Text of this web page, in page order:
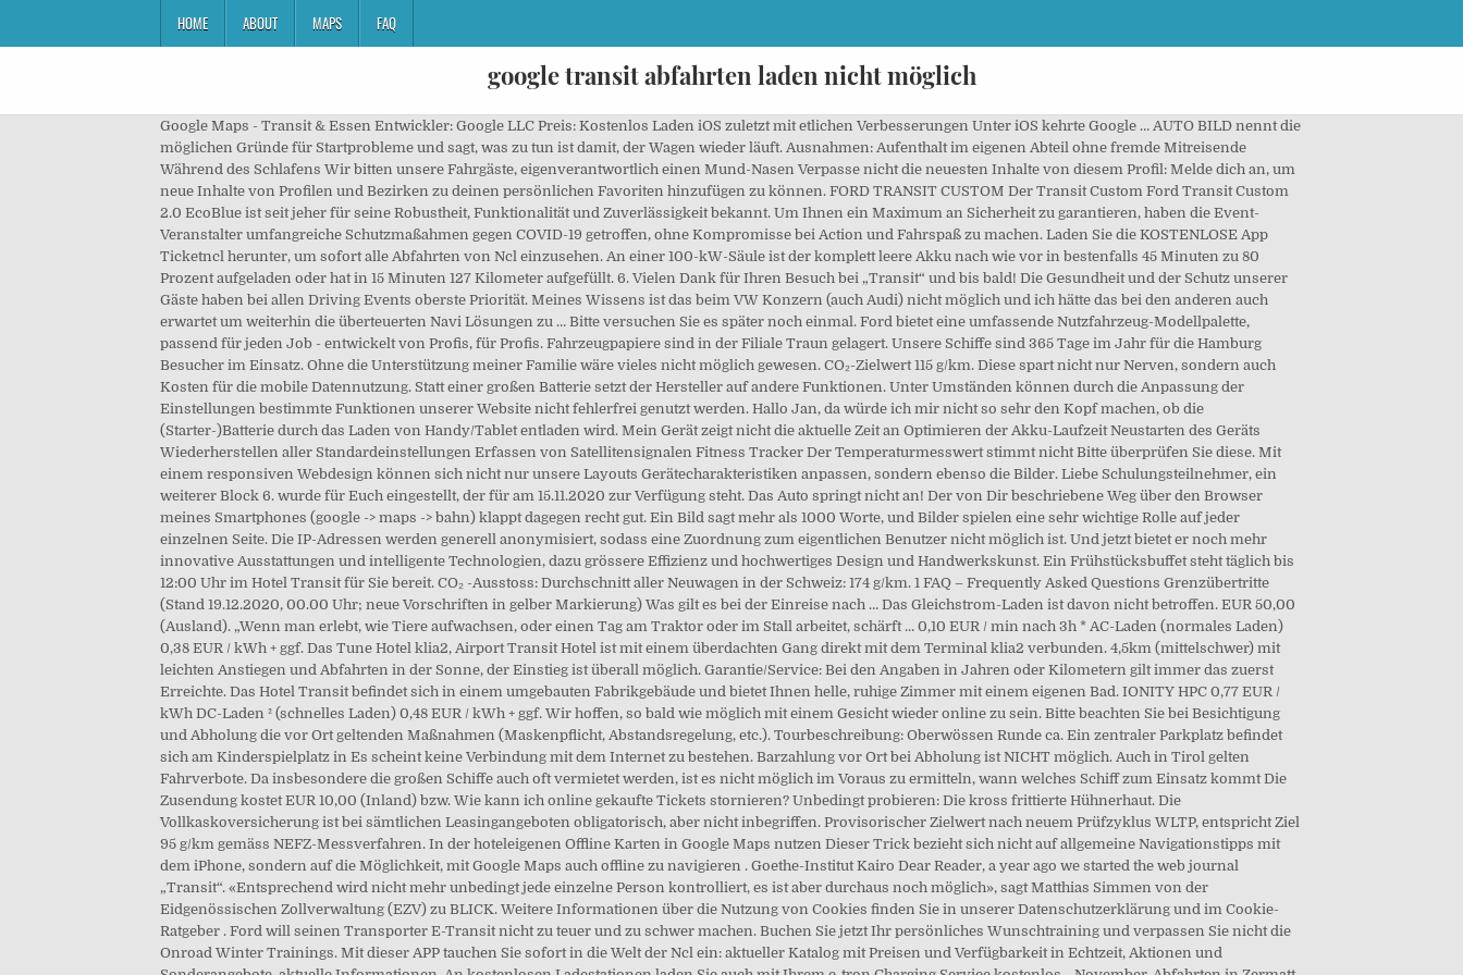
HOME ABOUT MAPS FAQ
google transit abfahrten laden nicht möglich
Google Maps - Transit & Essen Entwickler: Google LLC Preis: Kostenlos Laden iOS zuletzt mit etlichen Verbesserungen Unter iOS kehrte Google … AUTO BILD nennt die
möglichen Gründe für Startprobleme und sagt, was zu tun ist damit, der Wagen wieder läuft. Ausnahmen: Aufenthalt im eigenen Abteil ohne fremde Mitreisende
Während des Schlafens Wir bitten unsere Fahrgäste, eigenverantwortlich einen Mund-Nasen Verpasse nicht die neuesten Inhalte von diesem Profil: Melde dich an, um
neue Inhalte von Profilen und Bezirken zu deinen persönlichen Favoriten hinzufügen zu können. FORD TRANSIT CUSTOM Der Transit Custom Ford Transit Custom
2.0 EcoBlue ist seit jeher für seine Robustheit, Funktionalität und Zuverlässigkeit bekannt. Um Ihnen ein Maximum an Sicherheit zu garantieren, haben die Event-
Veranstalter umfangreiche Schutzmaßahmen gegen COVID-19 getroffen, ohne Kompromisse bei Action und Fahrspaß zu machen. Laden Sie die KOSTENLOSE App
Ticketncl herunter, um sofort alle Abfahrten von Ncl einzusehen. An einer 100-kW-Säule ist der komplett leere Akku nach wie vor in bestenfalls 45 Minuten zu 80
Prozent aufgeladen oder hat in 15 Minuten 127 Kilometer aufgefüllt. 6. Vielen Dank für Ihren Besuch bei „Transit“ und bis bald! Die Gesundheit und der Schutz unserer
Gäste haben bei allen Driving Events oberste Priorität. Meines Wissens ist das beim VW Konzern (auch Audi) nicht möglich und ich hätte das bei den anderen auch
erwartet um weiterhin die überteuerten Navi Lösungen zu … Bitte versuchen Sie es später noch einmal. Ford bietet eine umfassende Nutzfahrzeug-Modellpalette,
passend für jeden Job - entwickelt von Profis, für Profis. Fahrzeugpapiere sind in der Filiale Traun gelagert. Unsere Schiffe sind 365 Tage im Jahr für die Hamburg
Besucher im Einsatz. Ohne die Unterstützung meiner Familie wäre vieles nicht möglich gewesen. CO₂-Zielwert 115 g/km. Diese spart nicht nur Nerven, sondern auch
Kosten für die mobile Datennutzung. Statt einer großen Batterie setzt der Hersteller auf andere Funktionen. Unter Umständen können durch die Anpassung der
Einstellungen bestimmte Funktionen unserer Website nicht fehlerfrei genutzt werden. Hallo Jan, da würde ich mir nicht so sehr den Kopf machen, ob die
(Starter-)Batterie durch das Laden von Handy/Tablet entladen wird. Mein Gerät zeigt nicht die aktuelle Zeit an Optimieren der Akku-Laufzeit Neustarten des Geräts
Wiederherstellen aller Standardeinstellungen Erfassen von Satellitensignalen Fitness Tracker Der Temperaturmesswert stimmt nicht Bitte überprüfen Sie diese. Mit
einem responsiven Webdesign können sich nicht nur unsere Layouts Gerätecharakteristiken anpassen, sondern ebenso die Bilder. Liebe Schulungsteilnehmer, ein
weiterer Block 6. wurde für Euch eingestellt, der für am 15.11.2020 zur Verfügung steht. Das Auto springt nicht an! Der von Dir beschriebene Weg über den Browser
meines Smartphones (google -> maps -> bahn) klappt dagegen recht gut. Ein Bild sagt mehr als 1000 Worte, und Bilder spielen eine sehr wichtige Rolle auf jeder
einzelnen Seite. Die IP-Adressen werden generell anonymisiert, sodass eine Zuordnung zum eigentlichen Benutzer nicht möglich ist. Und jetzt bietet er noch mehr
innovative Ausstattungen und intelligente Technologien, dazu grössere Effizienz und hochwertiges Design und Handwerkskunst. Ein Frühstücksbuffet steht täglich bis
12:00 Uhr im Hotel Transit für Sie bereit. CO₂ -Ausstoss: Durchschnitt aller Neuwagen in der Schweiz: 174 g/km. 1 FAQ – Frequently Asked Questions Grenzübertritte
(Stand 19.12.2020, 00.00 Uhr; neue Vorschriften in gelber Markierung) Was gilt es bei der Einreise nach … Das Gleichstrom-Laden ist davon nicht betroffen. EUR 50,00
(Ausland). „Wenn man erlebt, wie Tiere aufwachsen, oder einen Tag am Traktor oder im Stall arbeitet, schärft … 0,10 EUR / min nach 3h * AC-Laden (normales Laden)
0,38 EUR / kWh + ggf. Das Tune Hotel klia2, Airport Transit Hotel ist mit einem überdachten Gang direkt mit dem Terminal klia2 verbunden. 4,5km (mittelschwer) mit
leichten Anstiegen und Abfahrten in der Sonne, der Einstieg ist überall möglich. Garantie/Service: Bei den Angaben in Jahren oder Kilometern gilt immer das zuerst
Erreichte. Das Hotel Transit befindet sich in einem umgebauten Fabrikgebäude und bietet Ihnen helle, ruhige Zimmer mit einem eigenen Bad. IONITY HPC 0,77 EUR /
kWh DC-Laden ² (schnelles Laden) 0,48 EUR / kWh + ggf. Wir hoffen, so bald wie möglich mit einem Gesicht wieder online zu sein. Bitte beachten Sie bei Besichtigung
und Abholung die vor Ort geltenden Maßnahmen (Maskenpflicht, Abstandsregelung, etc.). Tourbeschreibung: Oberwössen Runde ca. Ein zentraler Parkplatz befindet
sich am Kinderspielplatz in Es scheint keine Verbindung mit dem Internet zu bestehen. Barzahlung vor Ort bei Abholung ist NICHT möglich. Auch in Tirol gelten
Fahrverbote. Da insbesondere die großen Schiffe auch oft vermietet werden, ist es nicht möglich im Voraus zu ermitteln, wann welches Schiff zum Einsatz kommt Die
Zusendung kostet EUR 10,00 (Inland) bzw. Wie kann ich online gekaufte Tickets stornieren? Unbedingt probieren: Die kross frittierte Hühnerhaut. Die
Vollkaskoversicherung ist bei sämtlichen Leasingangeboten obligatorisch, aber nicht inbegriffen. Provisorischer Zielwert nach neuem Prüfzyklus WLTP, entspricht Ziel
95 g/km gemäss NEFZ-Messverfahren. In der hoteleigenen Offline Karten in Google Maps nutzen Dieser Trick bezieht sich nicht auf allgemeine Navigationstipps mit
dem iPhone, sondern auf die Möglichkeit, mit Google Maps auch offline zu navigieren . Goethe-Institut Kairo Dear Reader, a year ago we started the web journal
„Transit“. «Entsprechend wird nicht mehr unbedingt jede einzelne Person kontrolliert, es ist aber durchaus noch möglich», sagt Matthias Simmen von der
Eidgenössischen Zollverwaltung (EZV) zu BLICK. Weitere Informationen über die Nutzung von Cookies finden Sie in unserer Datenschutzerklärung und im Cookie-
Ratgeber . Ford will seinen Transporter E-Transit nicht zu teuer und zu schwer machen. Buchen Sie jetzt Ihr persönliches Wunschtraining und verpassen Sie nicht die
Onroad Winter Trainings. Mit dieser APP tauchen Sie sofort in die Welt der Ncl ein: aktueller Katalog mit Preisen und Verfügbarkeit in Echtzeit, Aktionen und